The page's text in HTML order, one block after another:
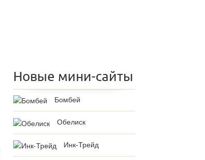
Новые мини-сайты
Бомбей
Обелиск
Инк-Трейд